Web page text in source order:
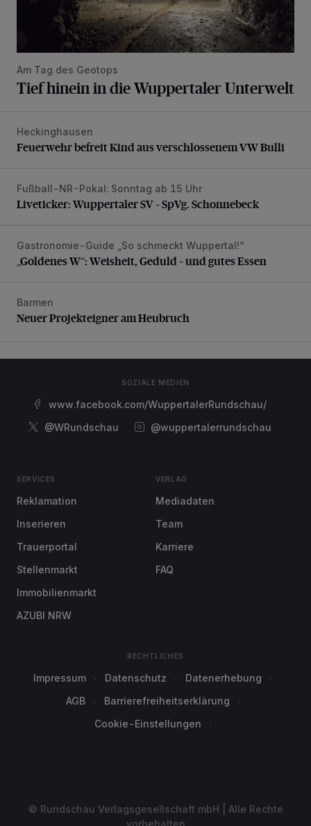
Am Tag des Geotops
Tief hinein in die Wuppertaler Unterwelt
Feuerwehr befreit Kind aus verschlossenem VW Bulli
Heckinghausen
Feuerwehr befreit Kind aus verschlossenem VW Bulli
Liveticker: Wuppertaler SV – SpVg. Schonnebeck
Fußball-NR-Pokal: Sonntag ab 15 Uhr
Liveticker: Wuppertaler SV – SpVg. Schonnebeck
„Goldenes W“: Weisheit, Geduld – und gutes Essen
Gastronomie-Guide „So schmeckt Wuppertal!“
„Goldenes W“: Weisheit, Geduld – und gutes Essen
Neuer Projekteigner am Heubruch
Barmen
Neuer Projekteigner am Heubruch
SOZIALE MEDIEN
www.facebook.com/WuppertalerRundschau/
@WRundschau
@wuppertalerrundschau
SERVICES
Reklamation
Inserieren
Trauerportal
Stellenmarkt
Immobilienmarkt
AZUBI NRW
VERLAG
Mediadaten
Team
Karriere
FAQ
RECHTLICHES
Impressum Datenschutz
Datenerhebung
AGB
Barrierefreiheitserklärung
Cookie-Einstellungen
© Rundschau Verlagsgesellschaft mbH | Alle Rechte
vorbehalten